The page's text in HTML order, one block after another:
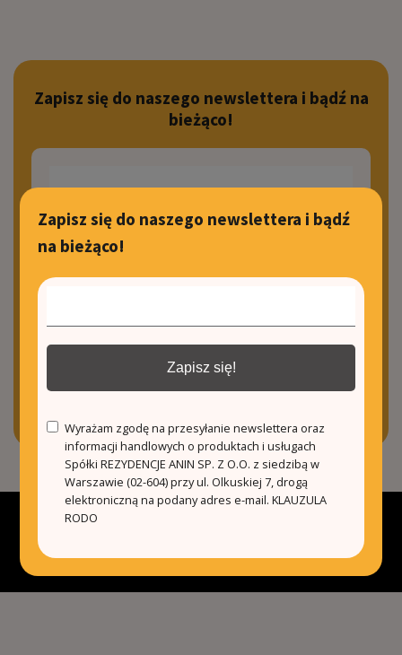
Zapisz się do naszego newslettera i bądź na
bieżąco!
informacji handlowych o produktach i usługach
Spółki REZYDENCJE ANIN SP. Z O.O. z siedzibą w
Warszawie (02-604) przy ul. Olkuskiej 7, drogą
elektroniczną na podany adres e-mail.
Projekt i realizacja: Olmeka Creation House
Zapisz się do naszego newslettera i bądź
na bieżąco!
Zapisz się!
Wyrażam zgodę na przesyłanie newslettera oraz
informacji handlowych o produktach i usługach
Spółki REZYDENCJE ANIN SP. Z O.O. z siedzibą w
Warszawie (02-604) przy ul. Olkuskiej 7, drogą
elektroniczną na podany adres e-mail.KLAUZULA
RODO